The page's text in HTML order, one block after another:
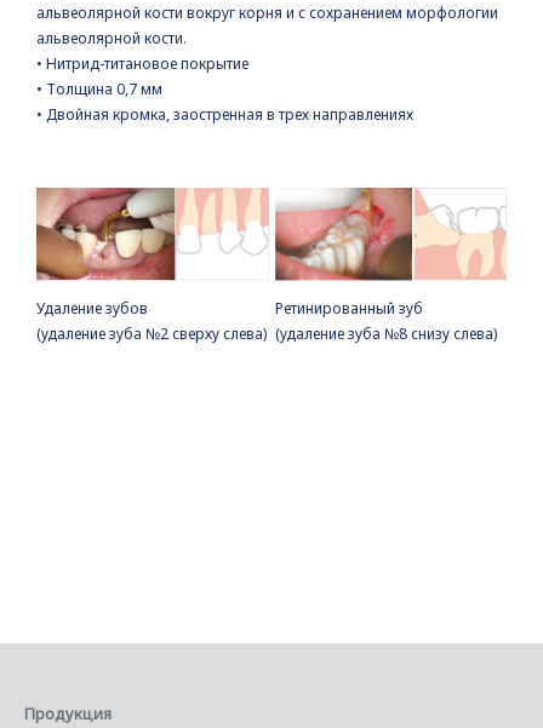
альвеолярной кости вокруг корня и с сохранением морфологии
альвеолярной кости.
• Нитрид-титановое покрытие
• Толщина 0,7 мм
• Двойная кромка, заостренная в трех направлениях
Удаление зубов
(удаление зуба №2 сверху слева)
Ретинированный зуб
(удаление зуба №8 снизу слева)
Продукция